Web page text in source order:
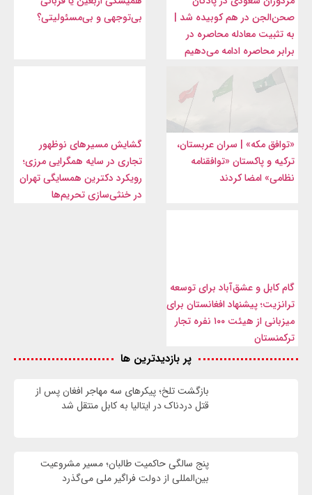
صحن‌الجن در هم کوبیده شد |
به تثبیت معادله محاصره در
برابر محاصره ادامه می‌دهیم
بی‌توجهی و بی‌مسئولیتی؟
«توافق مکه» | سران عربستان،
ترکیه و پاکستان «توافقنامه
نظامی» امضا کردند
گشایش مسیرهای نوظهور
تجاری در سایه همگرایی مرزی؛
رویکرد دکترین همسایگی تهران
در خنثی‌سازی تحریم‌ها
گام کابل و عشق‌آباد برای توسعه
ترانزیت؛ پیشنهاد افغانستان برای
میزبانی از هیئت ۱۰۰ نفره تجار
ترکمنستان
پر بازدیدترین ها
بازگشت تلخ؛ پیکرهای سه مهاجر افغان پس از
قتل دردناک در ایتالیا به کابل منتقل شد
پنج سالگی حاکمیت طالبان؛ مسیر مشروعیت
بین‌المللی از دولت فراگیر ملی می‌گذرد